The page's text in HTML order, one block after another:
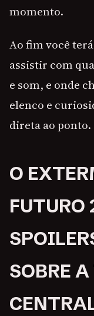
momento.
Ao fim você
assistir com
e som, e onde
elenco e
direta ao ponto.
O
FUTURO
SOBRE